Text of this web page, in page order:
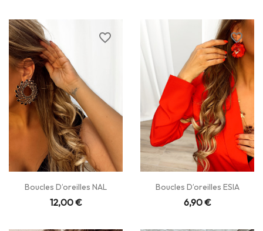
Boucles D’oreilles NAL
12,00 €
favorite_border
Boucles D’oreilles ESIA
6,90 €
favorite_border